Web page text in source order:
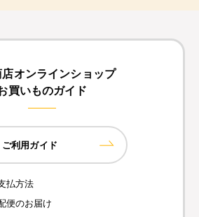
オンラインショップ
買いものガイド
ご利用ガイド
払方法
便のお届け